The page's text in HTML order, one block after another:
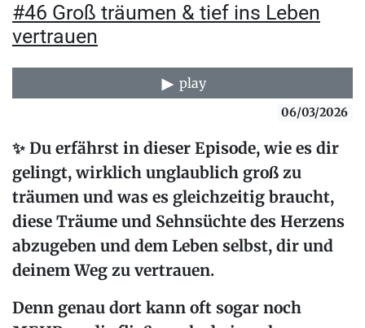
#46 Groß träumen & tief ins Leben
vertrauen
play
06/03/2026
✨ Du erfährst in dieser Episode, wie es dir
gelingt, wirklich unglaublich groß zu
träumen und was es gleichzeitig braucht,
diese Träume und Sehnsüchte des Herzens
abzugeben und dem Leben selbst, dir und
deinem Weg zu vertrauen.
Denn genau dort kann oft sogar noch